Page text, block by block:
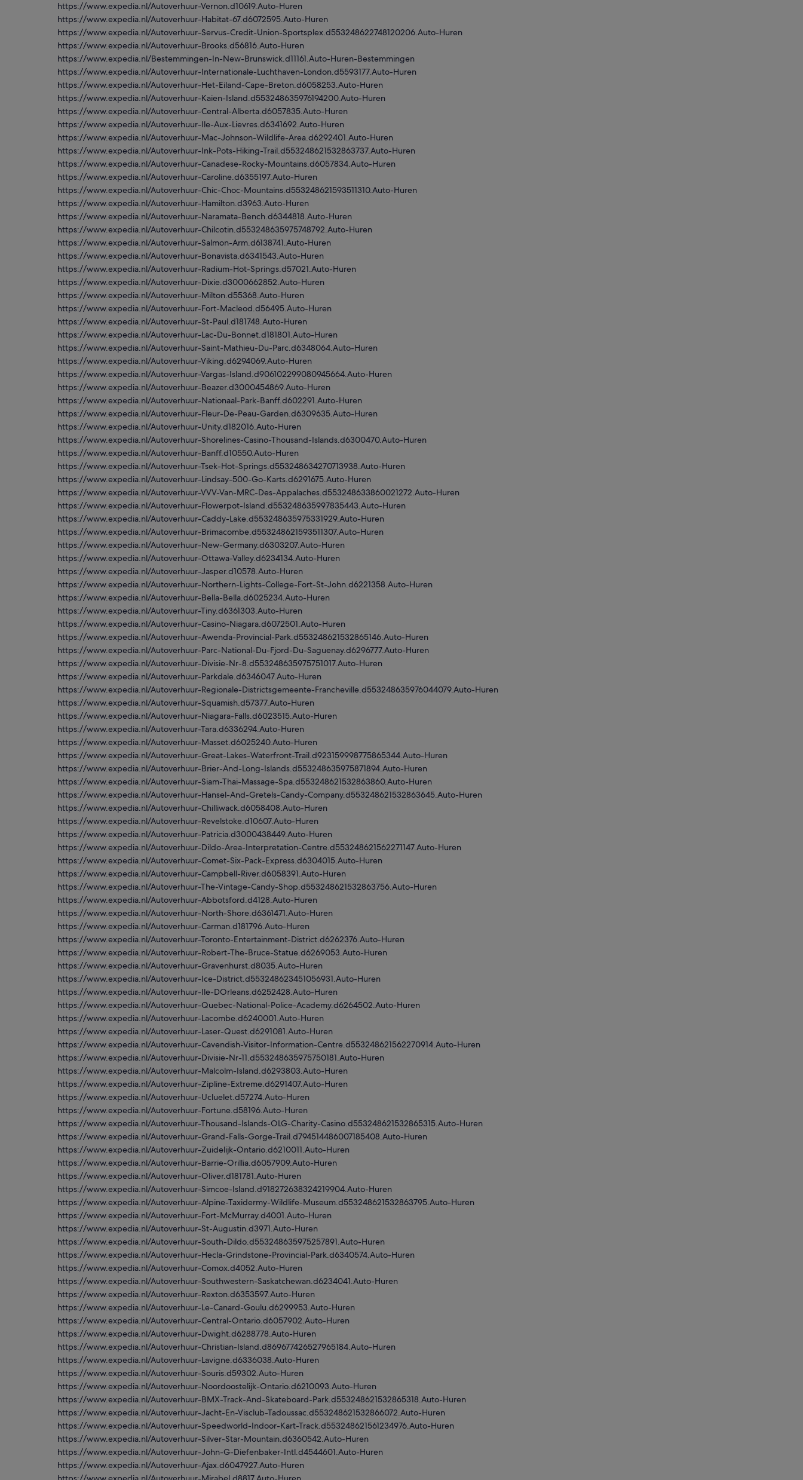
https://www.expedia.nl/Autoverhuur-Vernon.d10619.Auto-Huren
https://www.expedia.nl/Autoverhuur-Habitat-67.d6072595.Auto-Huren
https://www.expedia.nl/Autoverhuur-Servus-Credit-Union-Sportsplex.d553248622748120206.Auto-Huren
https://www.expedia.nl/Autoverhuur-Brooks.d56816.Auto-Huren
https://www.expedia.nl/Bestemmingen-In-New-Brunswick.d11161.Auto-Huren-Bestemmingen
https://www.expedia.nl/Autoverhuur-Internationale-Luchthaven-London.d5593177.Auto-Huren
https://www.expedia.nl/Autoverhuur-Het-Eiland-Cape-Breton.d6058253.Auto-Huren
https://www.expedia.nl/Autoverhuur-Kaien-Island.d553248635976194200.Auto-Huren
https://www.expedia.nl/Autoverhuur-Central-Alberta.d6057835.Auto-Huren
https://www.expedia.nl/Autoverhuur-Ile-Aux-Lievres.d6341692.Auto-Huren
https://www.expedia.nl/Autoverhuur-Mac-Johnson-Wildlife-Area.d6292401.Auto-Huren
https://www.expedia.nl/Autoverhuur-Ink-Pots-Hiking-Trail.d553248621532863737.Auto-Huren
https://www.expedia.nl/Autoverhuur-Canadese-Rocky-Mountains.d6057834.Auto-Huren
https://www.expedia.nl/Autoverhuur-Caroline.d6355197.Auto-Huren
https://www.expedia.nl/Autoverhuur-Chic-Choc-Mountains.d553248621593511310.Auto-Huren
https://www.expedia.nl/Autoverhuur-Hamilton.d3963.Auto-Huren
https://www.expedia.nl/Autoverhuur-Naramata-Bench.d6344818.Auto-Huren
https://www.expedia.nl/Autoverhuur-Chilcotin.d553248635975748792.Auto-Huren
https://www.expedia.nl/Autoverhuur-Salmon-Arm.d6138741.Auto-Huren
https://www.expedia.nl/Autoverhuur-Bonavista.d6341543.Auto-Huren
https://www.expedia.nl/Autoverhuur-Radium-Hot-Springs.d57021.Auto-Huren
https://www.expedia.nl/Autoverhuur-Dixie.d3000662852.Auto-Huren
https://www.expedia.nl/Autoverhuur-Milton.d55368.Auto-Huren
https://www.expedia.nl/Autoverhuur-Fort-Macleod.d56495.Auto-Huren
https://www.expedia.nl/Autoverhuur-St-Paul.d181748.Auto-Huren
https://www.expedia.nl/Autoverhuur-Lac-Du-Bonnet.d181801.Auto-Huren
https://www.expedia.nl/Autoverhuur-Saint-Mathieu-Du-Parc.d6348064.Auto-Huren
https://www.expedia.nl/Autoverhuur-Viking.d6294069.Auto-Huren
https://www.expedia.nl/Autoverhuur-Vargas-Island.d906102299080945664.Auto-Huren
https://www.expedia.nl/Autoverhuur-Beazer.d3000454869.Auto-Huren
https://www.expedia.nl/Autoverhuur-Nationaal-Park-Banff.d602291.Auto-Huren
https://www.expedia.nl/Autoverhuur-Fleur-De-Peau-Garden.d6309635.Auto-Huren
https://www.expedia.nl/Autoverhuur-Unity.d182016.Auto-Huren
https://www.expedia.nl/Autoverhuur-Shorelines-Casino-Thousand-Islands.d6300470.Auto-Huren
https://www.expedia.nl/Autoverhuur-Banff.d10550.Auto-Huren
https://www.expedia.nl/Autoverhuur-Tsek-Hot-Springs.d553248634270713938.Auto-Huren
https://www.expedia.nl/Autoverhuur-Lindsay-500-Go-Karts.d6291675.Auto-Huren
https://www.expedia.nl/Autoverhuur-VVV-Van-MRC-Des-Appalaches.d553248633860021272.Auto-Huren
https://www.expedia.nl/Autoverhuur-Flowerpot-Island.d553248635997835443.Auto-Huren
https://www.expedia.nl/Autoverhuur-Caddy-Lake.d553248635975331929.Auto-Huren
https://www.expedia.nl/Autoverhuur-Brimacombe.d553248621593511307.Auto-Huren
https://www.expedia.nl/Autoverhuur-New-Germany.d6303207.Auto-Huren
https://www.expedia.nl/Autoverhuur-Ottawa-Valley.d6234134.Auto-Huren
https://www.expedia.nl/Autoverhuur-Jasper.d10578.Auto-Huren
https://www.expedia.nl/Autoverhuur-Northern-Lights-College-Fort-St-John.d6221358.Auto-Huren
https://www.expedia.nl/Autoverhuur-Bella-Bella.d6025234.Auto-Huren
https://www.expedia.nl/Autoverhuur-Tiny.d6361303.Auto-Huren
https://www.expedia.nl/Autoverhuur-Casino-Niagara.d6072501.Auto-Huren
https://www.expedia.nl/Autoverhuur-Awenda-Provincial-Park.d553248621532865146.Auto-Huren
https://www.expedia.nl/Autoverhuur-Parc-National-Du-Fjord-Du-Saguenay.d6296777.Auto-Huren
https://www.expedia.nl/Autoverhuur-Divisie-Nr-8.d553248635975751017.Auto-Huren
https://www.expedia.nl/Autoverhuur-Parkdale.d6346047.Auto-Huren
https://www.expedia.nl/Autoverhuur-Regionale-Districtsgemeente-Francheville.d553248635976044079.Auto-Huren
https://www.expedia.nl/Autoverhuur-Squamish.d57377.Auto-Huren
https://www.expedia.nl/Autoverhuur-Niagara-Falls.d6023515.Auto-Huren
https://www.expedia.nl/Autoverhuur-Tara.d6336294.Auto-Huren
https://www.expedia.nl/Autoverhuur-Masset.d6025240.Auto-Huren
https://www.expedia.nl/Autoverhuur-Great-Lakes-Waterfront-Trail.d923159998775865344.Auto-Huren
https://www.expedia.nl/Autoverhuur-Brier-And-Long-Islands.d553248635975871894.Auto-Huren
https://www.expedia.nl/Autoverhuur-Siam-Thai-Massage-Spa.d553248621532863860.Auto-Huren
https://www.expedia.nl/Autoverhuur-Hansel-And-Gretels-Candy-Company.d553248621532863645.Auto-Huren
https://www.expedia.nl/Autoverhuur-Chilliwack.d6058408.Auto-Huren
https://www.expedia.nl/Autoverhuur-Revelstoke.d10607.Auto-Huren
https://www.expedia.nl/Autoverhuur-Patricia.d3000438449.Auto-Huren
https://www.expedia.nl/Autoverhuur-Dildo-Area-Interpretation-Centre.d553248621562271147.Auto-Huren
https://www.expedia.nl/Autoverhuur-Comet-Six-Pack-Express.d6304015.Auto-Huren
https://www.expedia.nl/Autoverhuur-Campbell-River.d6058391.Auto-Huren
https://www.expedia.nl/Autoverhuur-The-Vintage-Candy-Shop.d553248621532863756.Auto-Huren
https://www.expedia.nl/Autoverhuur-Abbotsford.d4128.Auto-Huren
https://www.expedia.nl/Autoverhuur-North-Shore.d6361471.Auto-Huren
https://www.expedia.nl/Autoverhuur-Carman.d181796.Auto-Huren
https://www.expedia.nl/Autoverhuur-Toronto-Entertainment-District.d6262376.Auto-Huren
https://www.expedia.nl/Autoverhuur-Robert-The-Bruce-Statue.d6269053.Auto-Huren
https://www.expedia.nl/Autoverhuur-Gravenhurst.d8035.Auto-Huren
https://www.expedia.nl/Autoverhuur-Ice-District.d553248623451056931.Auto-Huren
https://www.expedia.nl/Autoverhuur-Ile-DOrleans.d6252428.Auto-Huren
https://www.expedia.nl/Autoverhuur-Quebec-National-Police-Academy.d6264502.Auto-Huren
https://www.expedia.nl/Autoverhuur-Lacombe.d6240001.Auto-Huren
https://www.expedia.nl/Autoverhuur-Laser-Quest.d6291081.Auto-Huren
https://www.expedia.nl/Autoverhuur-Cavendish-Visitor-Information-Centre.d553248621562270914.Auto-Huren
https://www.expedia.nl/Autoverhuur-Divisie-Nr-11.d553248635975750181.Auto-Huren
https://www.expedia.nl/Autoverhuur-Malcolm-Island.d6293803.Auto-Huren
https://www.expedia.nl/Autoverhuur-Zipline-Extreme.d6291407.Auto-Huren
https://www.expedia.nl/Autoverhuur-Ucluelet.d57274.Auto-Huren
https://www.expedia.nl/Autoverhuur-Fortune.d58196.Auto-Huren
https://www.expedia.nl/Autoverhuur-Thousand-Islands-OLG-Charity-Casino.d553248621532865315.Auto-Huren
https://www.expedia.nl/Autoverhuur-Grand-Falls-Gorge-Trail.d794514486007185408.Auto-Huren
https://www.expedia.nl/Autoverhuur-Zuidelijk-Ontario.d6210011.Auto-Huren
https://www.expedia.nl/Autoverhuur-Barrie-Orillia.d6057909.Auto-Huren
https://www.expedia.nl/Autoverhuur-Oliver.d181781.Auto-Huren
https://www.expedia.nl/Autoverhuur-Simcoe-Island.d918272638324219904.Auto-Huren
https://www.expedia.nl/Autoverhuur-Alpine-Taxidermy-Wildlife-Museum.d553248621532863795.Auto-Huren
https://www.expedia.nl/Autoverhuur-Fort-McMurray.d4001.Auto-Huren
https://www.expedia.nl/Autoverhuur-St-Augustin.d3971.Auto-Huren
https://www.expedia.nl/Autoverhuur-South-Dildo.d553248635975257891.Auto-Huren
https://www.expedia.nl/Autoverhuur-Hecla-Grindstone-Provincial-Park.d6340574.Auto-Huren
https://www.expedia.nl/Autoverhuur-Comox.d4052.Auto-Huren
https://www.expedia.nl/Autoverhuur-Southwestern-Saskatchewan.d6234041.Auto-Huren
https://www.expedia.nl/Autoverhuur-Rexton.d6353597.Auto-Huren
https://www.expedia.nl/Autoverhuur-Le-Canard-Goulu.d6299953.Auto-Huren
https://www.expedia.nl/Autoverhuur-Central-Ontario.d6057902.Auto-Huren
https://www.expedia.nl/Autoverhuur-Dwight.d6288778.Auto-Huren
https://www.expedia.nl/Autoverhuur-Christian-Island.d869677426527965184.Auto-Huren
https://www.expedia.nl/Autoverhuur-Lavigne.d6336038.Auto-Huren
https://www.expedia.nl/Autoverhuur-Souris.d59302.Auto-Huren
https://www.expedia.nl/Autoverhuur-Noordoostelijk-Ontario.d6210093.Auto-Huren
https://www.expedia.nl/Autoverhuur-BMX-Track-And-Skateboard-Park.d553248621532865318.Auto-Huren
https://www.expedia.nl/Autoverhuur-Jacht-En-Visclub-Tadoussac.d553248621532866072.Auto-Huren
https://www.expedia.nl/Autoverhuur-Speedworld-Indoor-Kart-Track.d553248621561234976.Auto-Huren
https://www.expedia.nl/Autoverhuur-Silver-Star-Mountain.d6360542.Auto-Huren
https://www.expedia.nl/Autoverhuur-John-G-Diefenbaker-Intl.d4544601.Auto-Huren
https://www.expedia.nl/Autoverhuur-Ajax.d6047927.Auto-Huren